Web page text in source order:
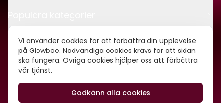
Vi använder cookies för att förbättra din upplevelse
på Glowbee. Nödvändiga cookies krävs för att sidan
ska fungera. Övriga cookies hjälper oss att förbättra
vår tjänst.
Godkänn alla cookies
Kontakt
Om oss
©2026Glowbee AB • Org.nr: 559540-5837